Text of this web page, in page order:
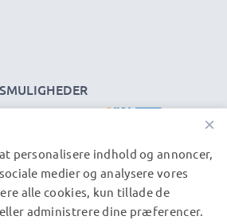
×
personalisere indhold og annoncer,
medier og analysere vores
alle cookies, kun tillade de
administrere dine præferencer.